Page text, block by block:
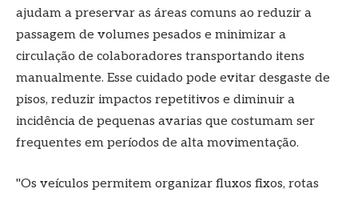
ajudam a preservar as áreas comuns ao reduzir a
passagem de volumes pesados e minimizar a
circulação de colaboradores transportando itens
manualmente. Esse cuidado pode evitar desgaste de
pisos, reduzir impactos repetitivos e diminuir a
incidência de pequenas avarias que costumam ser
frequentes em períodos de alta movimentação.
"Os veículos permitem organizar fluxos fixos, rotas